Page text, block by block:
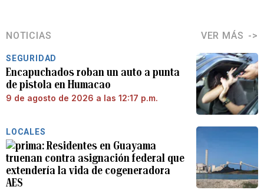
NOTICIAS VER MÁS
SEGURIDAD
Encapuchados roban un auto a punta
de pistola en Humacao
9 de agosto de 2026 a las 12:17 p.m.
LOCALES
Residentes en Guayama
truenan contra asignación federal que
extendería la vida de cogeneradora
AES